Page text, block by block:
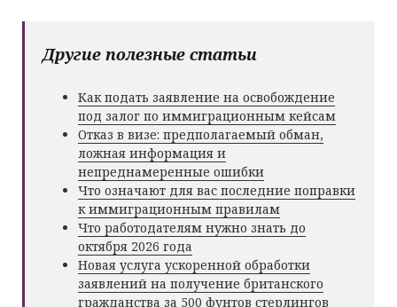
Другие полезные статьи
Как подать заявление на освобождение
под залог по иммиграционным кейсам
Отказ в визе: предполагаемый обман,
ложная информация и
непреднамеренные ошибки
Что означают для вас последние поправки
к иммиграционным правилам
Что работодателям нужно знать до
октября 2026 года
Новая услуга ускоренной обработки
заявлений на получение британского
гражданства за 500 фунтов стерлингов